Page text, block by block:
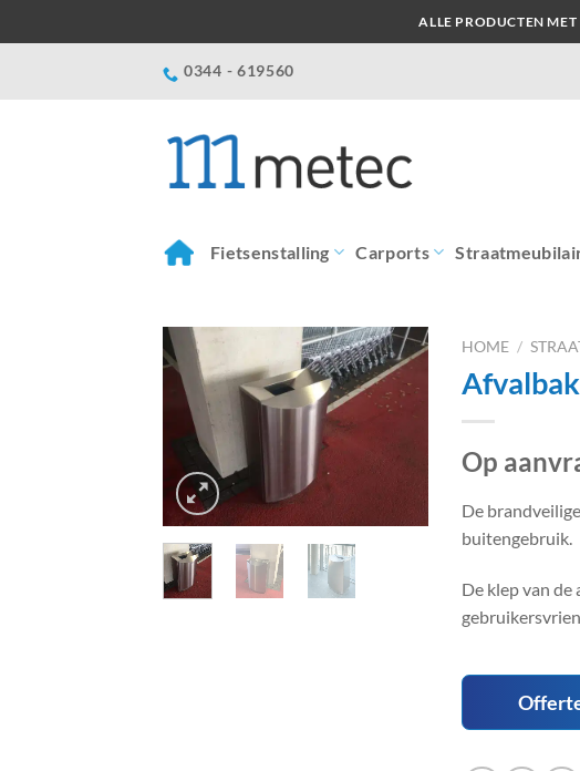
naar
ALLE PRODUCTEN
0344 - 619560
Fietsenstalling Carports
HOME /
Op
De
buitengebruik.
De klep van